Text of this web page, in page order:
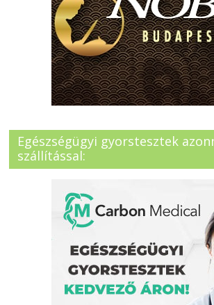
Egészségügyi gyorstesztek
szállítással: